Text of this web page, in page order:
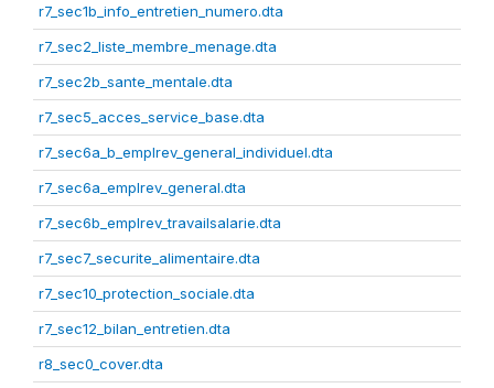
r7_sec1b_info_entretien_numero.dta
r7_sec2_liste_membre_menage.dta
r7_sec2b_sante_mentale.dta
r7_sec5_acces_service_base.dta
r7_sec6a_b_emplrev_general_individuel.dta
r7_sec6a_emplrev_general.dta
r7_sec6b_emplrev_travailsalarie.dta
r7_sec7_securite_alimentaire.dta
r7_sec10_protection_sociale.dta
r7_sec12_bilan_entretien.dta
r8_sec0_cover.dta